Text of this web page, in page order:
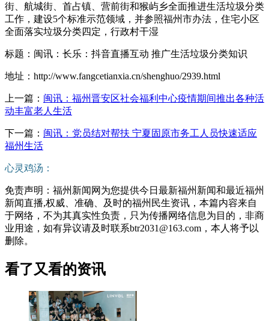
街、航城街、首占镇、营前街和猴屿乡全面推进生活垃圾分类
工作，建设5个标准示范领域，并参照福州市办法，住宅小区
全面落实垃圾分类四定，行政村干湿
标题：闽讯：长乐：抖音直播互动 推广生活垃圾分类知识
地址：http://www.fangcetianxia.cn/shenghuo/2939.html
上一篇： 闽讯：福州晋安区社会福利中心疫情期间推出各种活
动丰富老人生活
下一篇： 闽讯：党员结对帮扶 宁夏固原市务工人员快速适应
福州生活
心灵鸡汤：
免责声明：福州新闻网为您提供今日最新福州新闻和最近福州
新闻直播,权威、准确、及时的福州民生资讯，本篇内容来自
于网络，不为其真实性负责，只为传播网络信息为目的，非商
业用途，如有异议请及时联系btr2031@163.com，本人将予以
删除。
看了又看的资讯